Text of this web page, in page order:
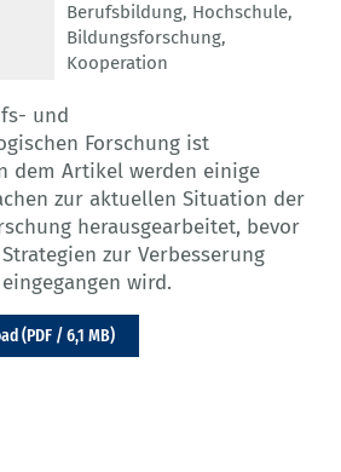
Berufsbildung, Hochschule,
Bildungsforschung,
Kooperation
und
Forschung ist
dem Artikel werden einige
zur aktuellen Situation der
herausgearbeitet, bevor
zur Verbesserung
wird.
(PDF / 6,1 MB)